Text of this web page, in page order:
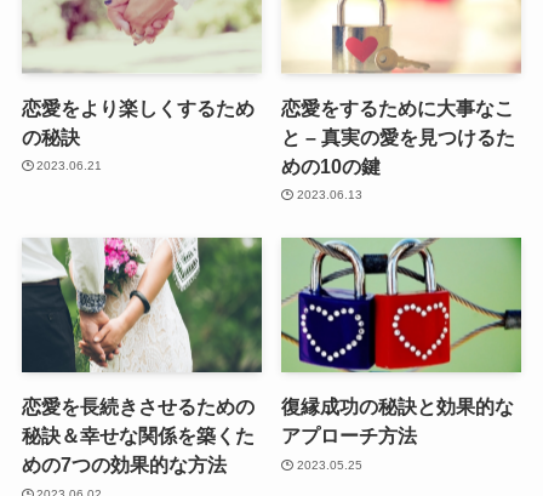
恋愛をより楽しくするため
の秘訣
2023.06.21
恋愛をするために大事なこ
と – 真実の愛を見つけるた
めの10の鍵
2023.06.13
恋愛を長続きさせるための
秘訣＆幸せな関係を築くた
めの7つの効果的な方法
復縁成功の秘訣と効果的な
アプローチ方法
2023.05.25